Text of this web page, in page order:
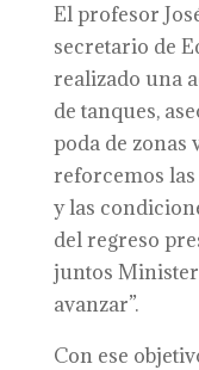
El profesor
secretario de
realizado una
de tanques,
poda de zonas
reforcemos
y las
del regreso
juntos
avanzar”.
Con ese